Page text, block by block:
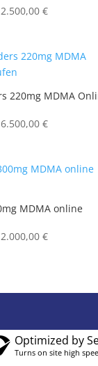
2.500,00€Price
through
220mg MDMA
6.500,00€Price
through
MDMA online
2.000,00€Price
Optimized by
Turns on site high